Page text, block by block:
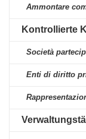
Ammontare
Kontrollierte
Società
Enti di diritto